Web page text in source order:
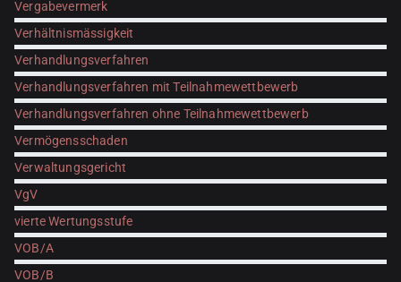
Vergabevermerk
Verhältnismässigkeit
Verhandlungsverfahren
Verhandlungsverfahren mit Teilnahmewettbewerb
Verhandlungsverfahren ohne Teilnahmewettbewerb
Vermögensschaden
Verwaltungsgericht
VgV
vierte Wertungsstufe
VOB/A
VOB/B